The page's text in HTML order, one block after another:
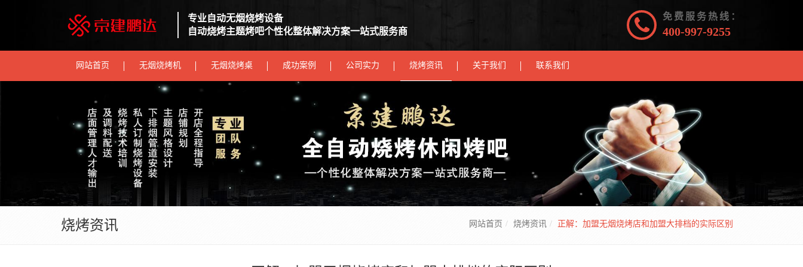
专业自动无烟烧烤设备
自动烧烤主题烤吧个性化整体解决方案一站式服务商
免费服务热线：
400-997-9255
网站首页 无烟烧烤机 无烟烧烤桌 成功案例 公司实力 烧烤资讯 关于我们 联系我们
烧烤资讯 网站首页 烧烤资讯 正解：加盟无烟烧烤店和加盟大排档的实际区别